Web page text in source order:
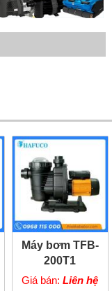
Máy bơm TFB-
200T1
Giá bán:Liên hệ